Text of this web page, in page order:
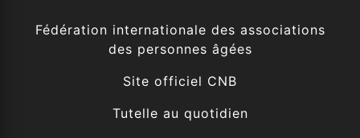
Fédération internationale des associations
des personnes âgées
Site officiel CNB
Tutelle au quotidien